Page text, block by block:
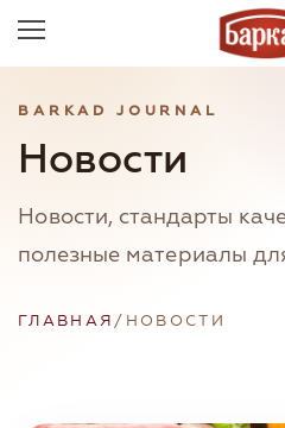
BARKAD JOURNAL
Новости
Новости, стандарты
полезные материалы
ГЛАВНАЯ / НОВОСТИ